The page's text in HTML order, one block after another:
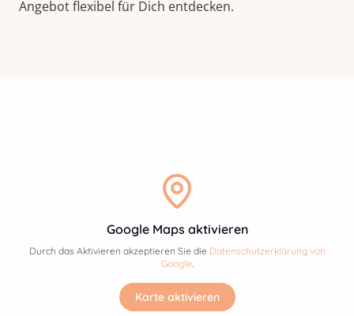
Angebot flexibel für Dich entdecken.
Google Maps aktivieren
Durch das Aktivieren akzeptieren Sie die Datenschutzerklärung von
Google
Karte aktivieren